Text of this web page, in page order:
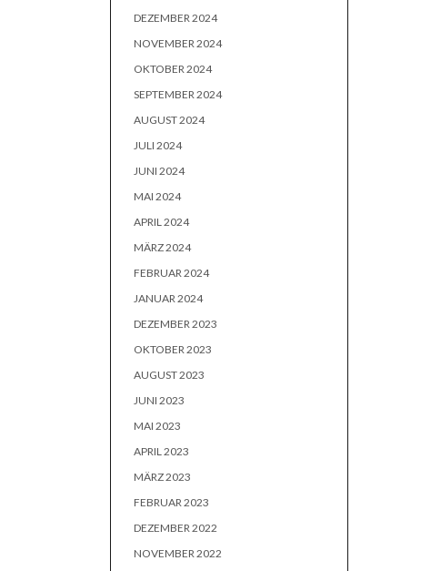
DEZEMBER 2024
NOVEMBER 2024
OKTOBER 2024
SEPTEMBER 2024
AUGUST 2024
JULI 2024
JUNI 2024
MAI 2024
APRIL 2024
MÄRZ 2024
FEBRUAR 2024
JANUAR 2024
DEZEMBER 2023
OKTOBER 2023
AUGUST 2023
JUNI 2023
MAI 2023
APRIL 2023
MÄRZ 2023
FEBRUAR 2023
DEZEMBER 2022
NOVEMBER 2022